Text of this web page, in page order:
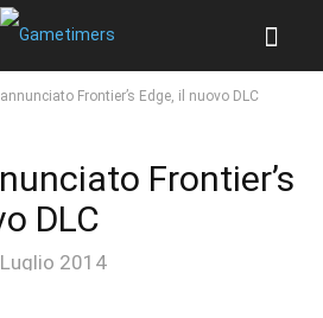
Frontier’s Edge, il nuovo DLC
Frontier’s
DLC
2014